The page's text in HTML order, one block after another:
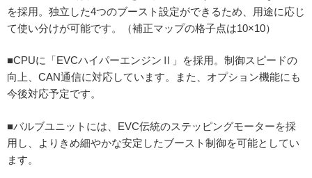
を採用。独立した4つのブースト設定ができるため、用途に応じ
て使い分けが可能です。（補正マップの格子点は10×10）
■CPUに「EVCハイパーエンジンⅡ」を採用。制御スピードの
向上、CAN通信に対応しています。また、オプション機能にも
今後対応予定です。
■バルブユニットには、EVC伝統のステッピングモーターを採
用し、よりきめ細やかな安定したブースト制御を可能としてい
ます。